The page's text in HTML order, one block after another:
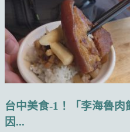
台中美食-1！「李海魯
因...